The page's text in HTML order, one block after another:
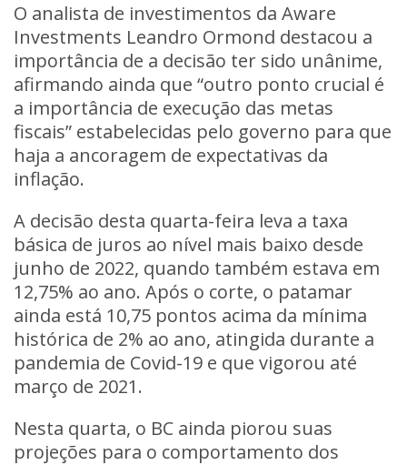
O analista de investimentos da Aware
Investments Leandro Ormond destacou a
importância de a decisão ter sido unânime,
afirmando ainda que “outro ponto crucial é
a importância de execução das metas
fiscais” estabelecidas pelo governo para que
haja a ancoragem de expectativas da
inflação.
A decisão desta quarta-feira leva a taxa
básica de juros ao nível mais baixo desde
junho de 2022, quando também estava em
12,75% ao ano. Após o corte, o patamar
ainda está 10,75 pontos acima da mínima
histórica de 2% ao ano, atingida durante a
pandemia de Covid-19 e que vigorou até
março de 2021.
Nesta quarta, o BC ainda piorou suas
projeções para o comportamento dos